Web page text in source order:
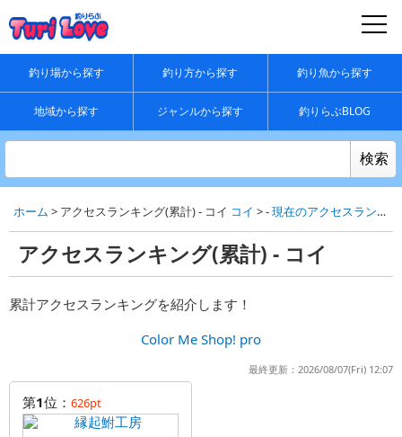
釣り場から探す 釣り方から探す 釣り魚から探す
地域から探す ジャンルから探す 釣りらぶBLOG
ホーム > アクセスランキング(累計) - コイ コイ > -現在のアクセスランキング
アクセスランキング(累計) - コイ
累計アクセスランキングを紹介します！
Color Me Shop! pro
最終更新：2026/08/07(Fri) 12:07
第1位： 626pt